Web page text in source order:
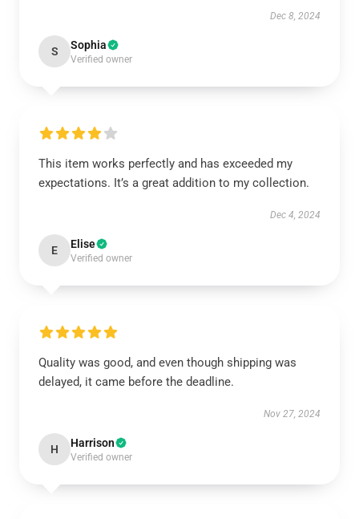
Dec 8, 2024
S Sophia
Verified owner
This item works perfectly and has exceeded my
expectations. It’s a great addition to my collection.
Dec 4, 2024
E Elise
Verified owner
Quality was good, and even though shipping was
delayed, it came before the deadline.
Nov 27, 2024
H Harrison
Verified owner